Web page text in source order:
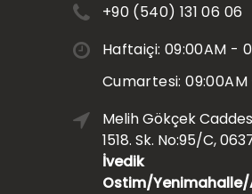
+90 (540) 131 06 06
Haftaiçi: 09:00AM -
Cumartesi:
Melih Gökçek
1518. Sk. No:95/C,
İvedik
Ostim/